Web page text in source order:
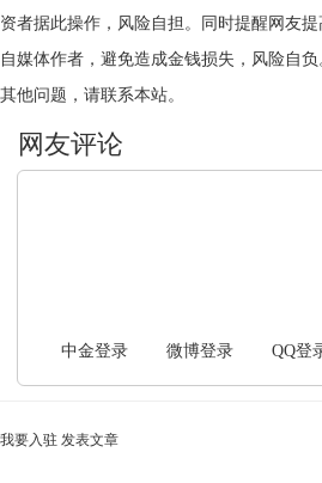
资者据此操作，风险自担。同时提醒网友
自媒体作者，避免造成金钱损失，风险自
其他问题，请联系本站。
中金登录 微博登录 QQ登
我要入驻 发表文章